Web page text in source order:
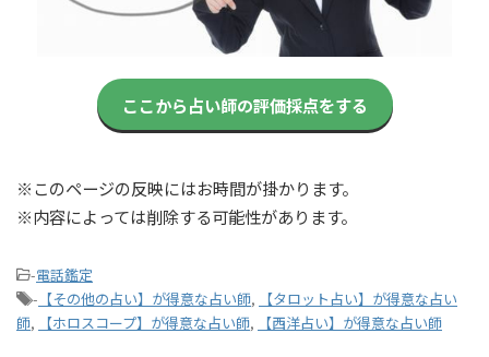
ここから占い師の評価採点をする
※このページの反映にはお時間が掛かります。
※内容によっては削除する可能性があります。
-電話鑑定
- 【その他の占い】が得意な占い師,
【タロット占い】が得意な占い
師, 【ホロスコープ】が得意な占い師, 【西洋占い】が得意な占い師